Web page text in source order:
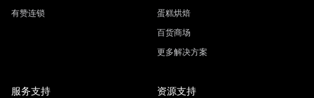
有赞连锁
蛋糕烘焙
百货商场
更多解决方案
服务支持 资源支持